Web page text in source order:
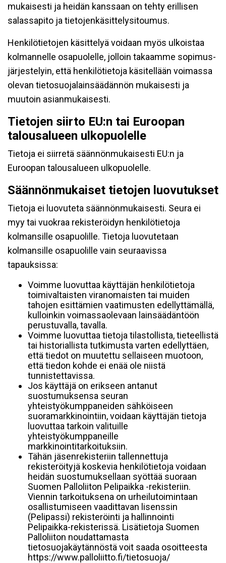
mukaisesti ja heidän kanssaan on tehty erillisen
salassapito ja tietojenkäsittelysitoumus.
Henkilötietojen käsittelyä voidaan myös ulkoistaa
kolmannelle osapuolelle, jolloin takaamme sopimus-
järjestelyin, että henkilötietoja käsitellään voimassa
olevan tietosuojalainsäädännön mukaisesti ja
muutoin asianmukaisesti.
Tietojen siirto EU:n tai Euroopan
talousalueen ulkopuolelle
Tietoja ei siirretä säännönmukaisesti EU:n ja
Euroopan talousalueen ulkopuolelle.
Säännönmukaiset tietojen luovutukset
Tietoja ei luovuteta säännönmukaisesti. Seura ei
myy tai vuokraa rekisteröidyn henkilötietoja
kolmansille osapuolille. Tietoja luovutetaan
kolmansille osapuolille vain seuraavissa
tapauksissa:
Voimme luovuttaa käyttäjän henkilötietoja
toimivaltaisten viranomaisten tai muiden
tahojen esittämien vaatimusten edellyttämällä,
kulloinkin voimassaolevaan lainsäädäntöön
perustuvalla, tavalla.
Voimme luovuttaa tietoja tilastollista, tieteellistä
tai historiallista tutkimusta varten edellyttäen,
että tiedot on muutettu sellaiseen muotoon,
että tiedon kohde ei enää ole niistä
tunnistettavissa.
Jos käyttäjä on erikseen antanut
suostumuksensa seuran
yhteistyökumppaneiden sähköiseen
suoramarkkinointiin, voidaan käyttäjän tietoja
luovuttaa tarkoin valituille
yhteistyökumppaneille
markkinointitarkoituksiin.
Tähän jäsenrekisteriin tallennettuja
rekisteröityjä koskevia henkilötietoja voidaan
heidän suostumuksellaan syöttää suoraan
Suomen Palloliiton Pelipaikka -rekisteriin.
Viennin tarkoituksena on urheilutoimintaan
osallistumiseen vaadittavan lisenssin
(Pelipassi) rekisteröinti ja hallinnointi
Pelipaikka-rekisterissä. Lisätietoja Suomen
Palloliiton noudattamasta
tietosuojakäytännöstä voit saada osoitteesta
https://www.palloliitto.fi/tietosuoja/